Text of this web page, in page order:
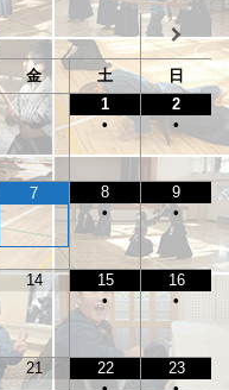
金 土
日
1
•
2
•
7
8
•
9
•
14
15
•
16
•
21
22
23